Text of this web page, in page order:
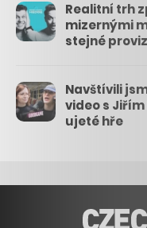
Realitní trh
mizernými
stejné
Navštívili
video s
ujeté hře